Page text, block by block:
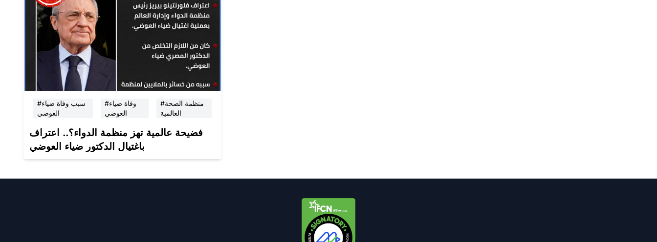
#سبب وفاة ضياء
العوضي
#وفاة ضياء
العوضي
#منظمة الصحة
العالمية
فضيحة عالمية تهز منظمة الدواء؟.. اعتراف
باغتيال الدكتور ضياء العوضي